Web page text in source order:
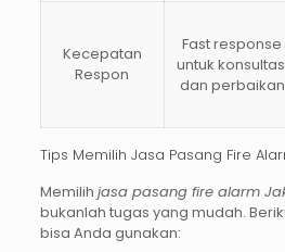
Kecepatan
Respon
Fast response
untuk
dan perbaikan
Tips Memilih Jasa Pasang Fire
Memilih jasa pasang fire alarm
bukanlah tugas yang mudah.
bisa Anda gunakan: